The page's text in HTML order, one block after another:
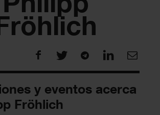
y eventos acerca
Fröhlich